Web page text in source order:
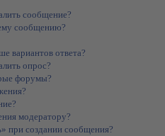
сообщение?
сообщению?
вариантов ответа?
опрос?
форумы?
модератору?
при создании сообщения?